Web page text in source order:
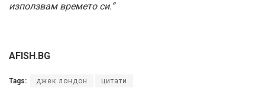
използвам времето си.“
AFISH.BG
Tags: джек лондон цитати